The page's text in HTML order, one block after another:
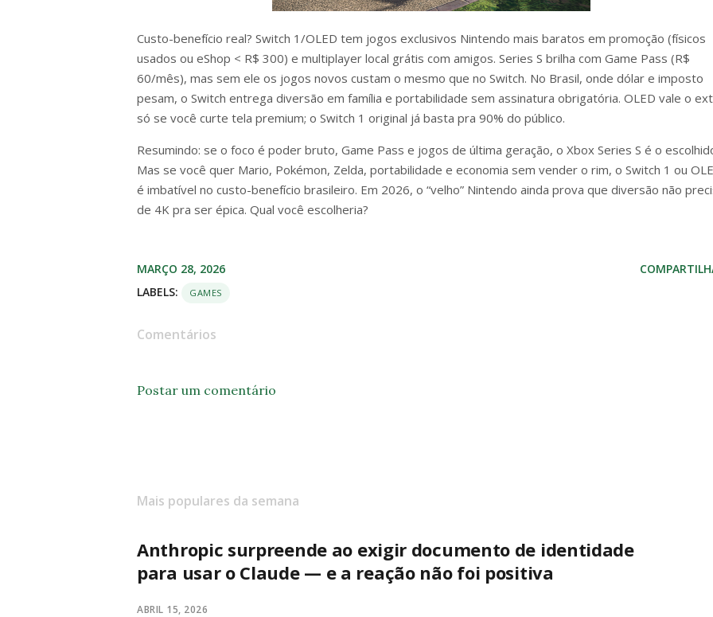
Custo-benefício real? Switch 1/OLED tem jogos exclusivos Nintendo mais baratos em promoção (físicos
usados ou eShop < R$ 300) e multiplayer local grátis com amigos. Series S brilha com Game Pass (R$
60/mês), mas sem ele os jogos novos custam o mesmo que no Switch. No Brasil, onde dólar e imposto
pesam, o Switch entrega diversão em família e portabilidade sem assinatura obrigatória. OLED vale o
só se você curte tela premium; o Switch 1 original já basta pra 90% do público.
Resumindo: se o foco é poder bruto, Game Pass e jogos de última geração, o Xbox Series S é o
Mas se você quer Mario, Pokémon, Zelda, portabilidade e economia sem vender o rim, o Switch 1 ou
é imbatível no custo-benefício brasileiro. Em 2026, o “velho” Nintendo ainda prova que diversão não
de 4K pra ser épica. Qual você escolheria?
MARÇO 28, 2026
LABELS:
GAMES
Comentários
Postar um comentário
Mais populares da semana
Anthropic surpreende ao exigir documento de identidade
para usar o Claude — e a reação não foi positiva
ABRIL 15, 2026